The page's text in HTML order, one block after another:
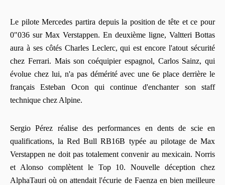
Le pilote Mercedes partira depuis la position de tête et ce pour
0"036 sur Max Verstappen. En deuxième ligne, Valtteri Bottas
aura à ses côtés Charles Leclerc, qui est encore l'atout sécurité
chez Ferrari. Mais son coéquipier espagnol, Carlos Sainz, qui
évolue chez lui, n'a pas démérité avec une 6e place derrière le
français Esteban Ocon qui continue d'enchanter son staff
technique chez Alpine.
Sergio Pérez réalise des performances en dents de scie en
qualifications, la Red Bull RB16B typée au pilotage de Max
Verstappen ne doit pas totalement convenir au mexicain. Norris
et Alonso complètent le Top 10. Nouvelle déception chez
AlphaTauri où on attendait l'écurie de Faenza en bien meilleure